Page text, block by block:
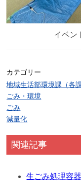
イベント
カテゴリー
地域生活部環境課（各
ごみ・環境
ごみ
減量化
関連記事
生ごみ処理容